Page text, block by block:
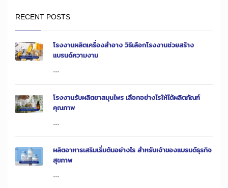
RECENT POSTS
โรงงานผลิตเครื่องสำอาง วิธีเลือกโรงงานช่วยสร้าง
แบรนด์ความงาม
...
โรงงานรับผลิตยาสมุนไพร เลือกอย่างไรให้ได้ผลิตภัณฑ์
คุณภาพ
...
ผลิตอาหารเสริมเริ่มต้นอย่างไร สำหรับเจ้าของแบรนด์ธุรกิจ
สุขภาพ
...